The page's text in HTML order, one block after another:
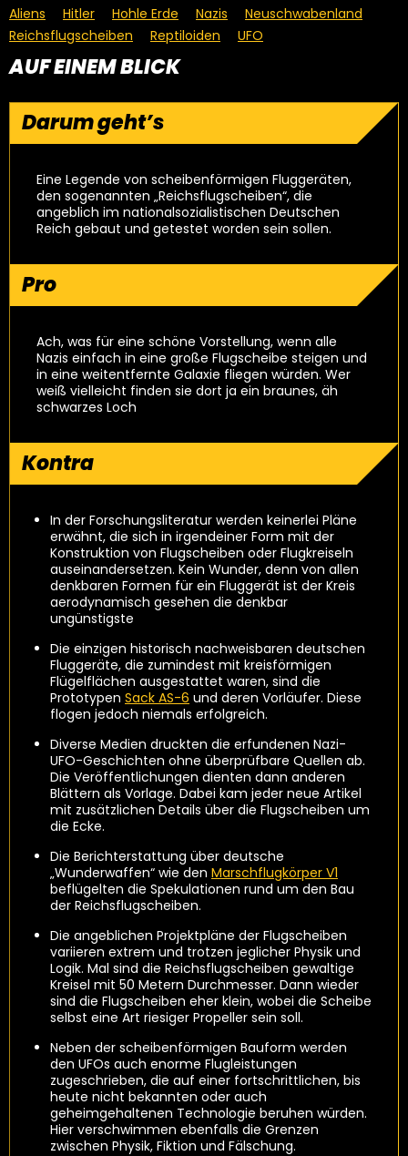
Aliens Hitler Hohle Erde Nazis
Neuschwabenland
Reichsflugscheiben
Reptiloiden UFO
AUF EINEM BLICK
Darum geht’s
Eine Legende von scheibenförmigen Fluggeräten,
den sogenannten „Reichsflugscheiben“, die
angeblich im nationalsozialistischen Deutschen
Reich gebaut und getestet worden sein sollen.
Pro
Ach, was für eine schöne Vorstellung, wenn alle
Nazis einfach in eine große Flugscheibe steigen und
in eine weitentfernte Galaxie fliegen würden. Wer
weiß vielleicht finden sie dort ja ein braunes, äh
schwarzes Loch
Kontra
In der Forschungsliteratur werden keinerlei Pläne
erwähnt, die sich in irgendeiner Form mit der
Konstruktion von Flugscheiben oder Flugkreiseln
auseinandersetzen. Kein Wunder, denn von allen
denkbaren Formen für ein Fluggerät ist der Kreis
aerodynamisch gesehen die denkbar
ungünstigste
Die einzigen historisch nachweisbaren deutschen
Fluggeräte, die zumindest mit kreisförmigen
Flügelflächen ausgestattet waren, sind die
Prototypen Sack AS-6 und deren Vorläufer. Diese
flogen jedoch niemals erfolgreich.
Diverse Medien druckten die erfundenen Nazi-
UFO-Geschichten ohne überprüfbare Quellen ab.
Die Veröffentlichungen dienten dann anderen
Blättern als Vorlage. Dabei kam jeder neue Artikel
mit zusätzlichen Details über die Flugscheiben um
die Ecke.
Die Berichterstattung über deutsche
„Wunderwaffen“ wie den Marschflugkörper V1
beflügelten die Spekulationen rund um den Bau
der Reichsflugscheiben.
Die angeblichen Projektpläne der Flugscheiben
variieren extrem und trotzen jeglicher Physik und
Logik. Mal sind die Reichsflugscheiben gewaltige
Kreisel mit 50 Metern Durchmesser. Dann wieder
sind die Flugscheiben eher klein, wobei die Scheibe
selbst eine Art riesiger Propeller sein soll.
Neben der scheibenförmigen Bauform werden
den UFOs auch enorme Flugleistungen
zugeschrieben, die auf einer fortschrittlichen, bis
heute nicht bekannten oder auch
geheimgehaltenen Technologie beruhen würden.
Hier verschwimmen ebenfalls die Grenzen
zwischen Physik, Fiktion und Fälschung.